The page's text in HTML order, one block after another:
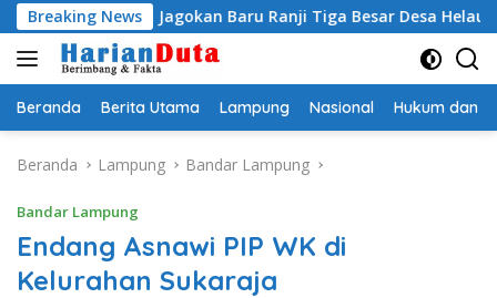
Langsung
ke
konten
Breaking News
Egi Jagokan Baru Ranji Tiga Besar Desa Helau
Beranda Berita Utama Lampung Nasional Hukum dan
Beranda Lampung Bandar Lampung
Bandar Lampung
Endang Asnawi PIP WK di
Kelurahan Sukaraja